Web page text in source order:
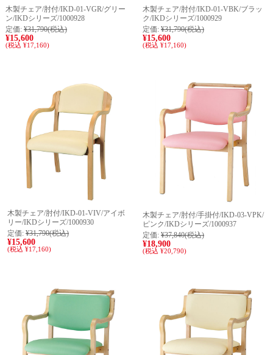
木製チェア/肘付/IKD-01-VGR/グリー
ン/IKDシリーズ/1000928
定価: ¥31,790(税込)
¥15,600
(税込 ¥17,160)
木製チェア/肘付/IKD-01-VBK/ブラッ
ク/IKDシリーズ/1000929
定価: ¥31,790(税込)
¥15,600
(税込 ¥17,160)
木製チェア/肘付/IKD-01-VIV/アイボ
リー/IKDシリーズ/1000930
定価: ¥31,790(税込)
¥15,600
(税込 ¥17,160)
木製チェア/肘付/手掛付/IKD-03-VPK/
ピンク/IKDシリーズ/1000937
定価: ¥37,840(税込)
¥18,900
(税込 ¥20,790)